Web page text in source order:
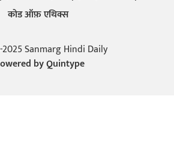
कोड ऑफ़ एथिक्स
Sanmarg Hindi Daily
byQuintype